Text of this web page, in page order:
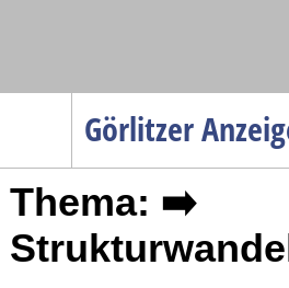
Görlitzer
Menüpunkte
Startseite
Gesellschaft
Thema: ➡️